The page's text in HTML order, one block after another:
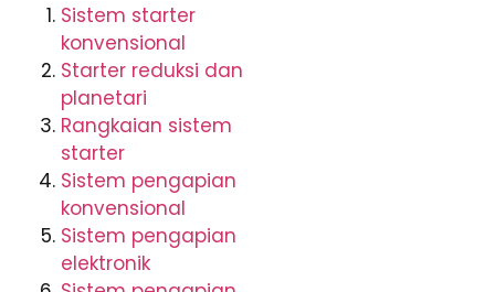
Sistem starter
konvensional
Starter reduksi dan
planetari
Rangkaian sistem
starter
Sistem pengapian
konvensional
Sistem pengapian
elektronik